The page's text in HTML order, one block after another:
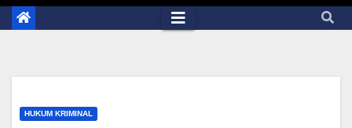
HUKUM KRIMINAL